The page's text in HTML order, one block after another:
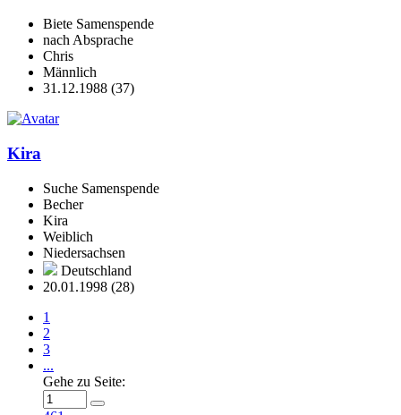
Biete Samenspende
nach Absprache
Chris
Männlich
31.12.1988 (37)
Kira
Suche Samenspende
Becher
Kira
Weiblich
Niedersachsen
Deutschland
20.01.1998 (28)
1
2
3
...
Gehe zu Seite: